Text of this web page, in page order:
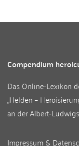
Compendium
Das Online-Lexikon
„Helden –
an derAlbert-
Impressum &